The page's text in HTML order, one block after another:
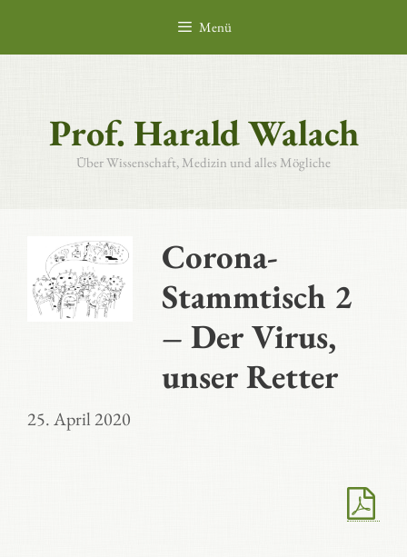
springen
Menü
Prof. Harald Walach
Über Wissenschaft, Medizin und alles Mögliche
Corona-
Stammtisch 2
– Der Virus,
unser Retter
25. April 2020